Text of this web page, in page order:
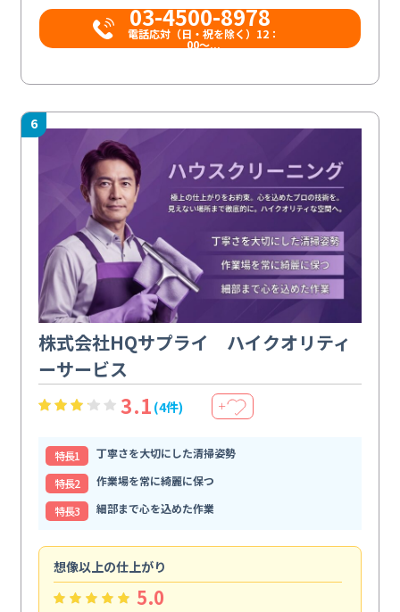
03-4500-8978
電話応対（日・祝を除く）12：
00～...
6
株式会社HQサプライ ハイクオリティ
ーサービス
3.1 (4件) ＋
特⻑1
丁寧さを大切にした清掃姿勢
特⻑2
作業場を常に綺麗に保つ
特⻑3
細部まで心を込めた作業
想像以上の仕上がり
5.0